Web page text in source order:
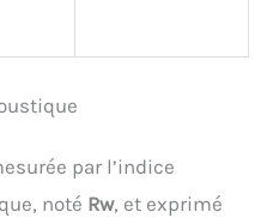
par l’indice
noté Rw, et exprimé